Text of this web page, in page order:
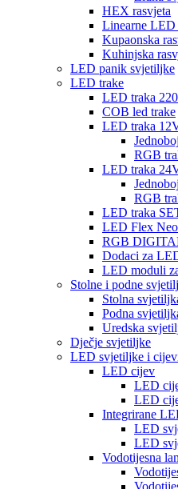
HEX rasvjeta
Linearne
Kupaonska
Kuhinjska
LED panik svjetiljke
LED trake
LED traka
COB led trake
LED traka
RGB
LED traka
RGB
LED traka
LED Flex
RGB
Dodaci za
LED moduli
Stolne i podne
Stolna
Podna
Uredska
Dječje svjetiljke
LED svjetiljke i
LED cijev
LED
LED
Integrirane
LED
LED
Vodotijesna